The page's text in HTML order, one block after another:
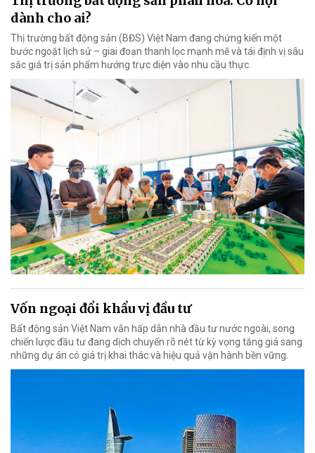
dành cho ai?
Thị trường bất động sản (BĐS) Việt Nam đang chứng kiến một
bước ngoặt lịch sử – giai đoạn thanh lọc mạnh mẽ và tái định vị sâu
sắc giá trị sản phẩm hướng trực diện vào nhu cầu thực.
Vốn ngoại đổi khẩu vị đầu tư
Bất động sản Việt Nam vẫn hấp dẫn nhà đầu tư nước ngoài, song
chiến lược đầu tư đang dịch chuyển rõ nét từ kỳ vọng tăng giá sang
những dự án có giá trị khai thác và hiệu quả vận hành bền vững.